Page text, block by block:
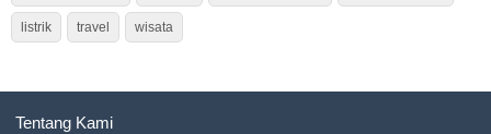
listrik travel wisata
Tentang Kami